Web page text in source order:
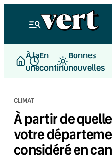
À la
une
En
continu
Bonnes
nouvelles
CLIMAT
À partir de
votre
considéré en